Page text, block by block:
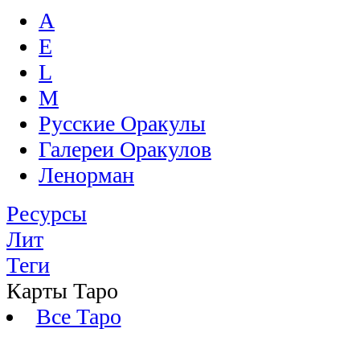
A
E
L
M
Русские Оракулы
Галереи Оракулов
Ленорман
Ресурсы
Лит
Теги
Карты Таро
Все Таро